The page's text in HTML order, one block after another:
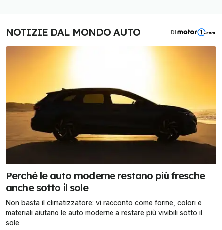
NOTIZIE DAL MONDO AUTO DI
Perché le auto moderne restano più fresche
anche sotto il sole
Non basta il climatizzatore: vi racconto come forme, colori e
materiali aiutano le auto moderne a restare più vivibili sotto il
sole